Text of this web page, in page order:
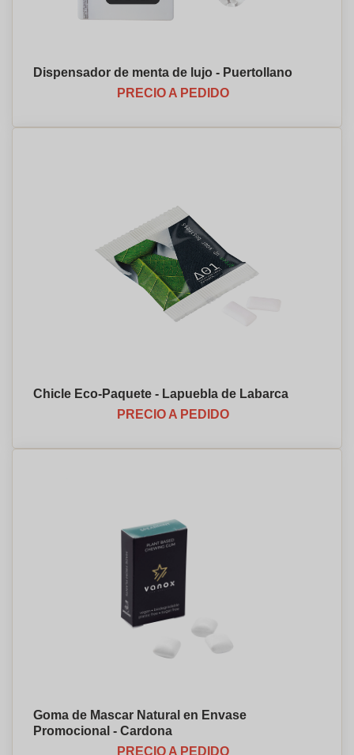
Dispensador de menta de lujo - Puertollano
PRECIO A PEDIDO
Chicle Eco-Paquete - Lapuebla de Labarca
PRECIO A PEDIDO
Goma de Mascar Natural en Envase
Promocional - Cardona
PRECIO A PEDIDO